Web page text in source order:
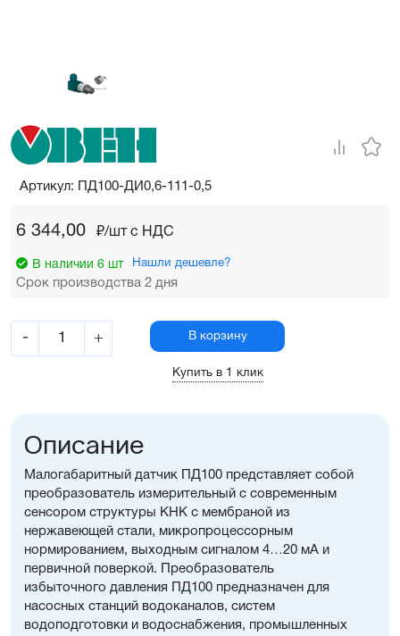
6 344,00 ₽/шт c НДС
В наличии 6 шт Нашли дешевле?
Срок производства 2 дня
- + В корзину
Купить в 1 клик
Артикул: ПД100-ДИ0,6-111-0,5
Описание
Малогабаритный датчик ПД100 представляет собой
преобразователь измерительный с современным
сенсором структуры КНК с мембраной из
нержавеющей стали, микропроцессорным
нормированием, выходным сигналом 4…20 мА и
первичной поверкой. Преобразователь
избыточного давления ПД100 предназначен для
насосных станций водоканалов, систем
водоподготовки и водоснабжения, промышленных